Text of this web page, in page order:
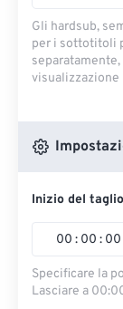
Gli hardsub,
per i sottotitoli
visualizzazione
Inizio del taglio
00 : 00 : 00
Specificare la
Lasciare a